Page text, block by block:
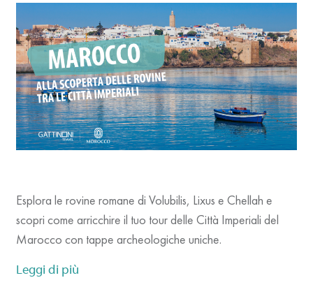
Esplora le rovine romane di Volubilis, Lixus e Chellah e
scopri come arricchire il tuo tour delle Città Imperiali del
Marocco con tappe archeologiche uniche.
Leggi di più